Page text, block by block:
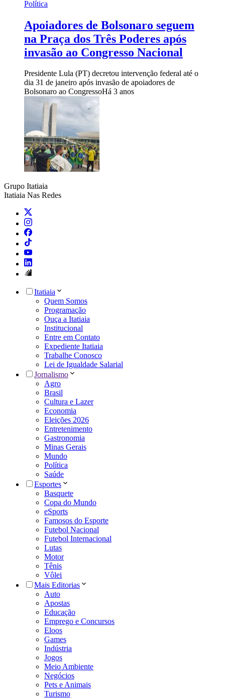
Política
Apoiadores de Bolsonaro seguem
na Praça dos Três Poderes após
invasão ao Congresso Nacional
Presidente Lula (PT) decretou intervenção federal até o
dia 31 de janeiro após invasão de apoiadores de
Bolsonaro ao CongressoHá 3 anos
Grupo Itatiaia
Itatiaia Nas Redes
Itatiaia
Quem Somos
Programação
Ouça a Itatiaia
Institucional
Entre em Contato
Expediente Itatiaia
Trabalhe Conosco
Lei de Igualdade Salarial
Jornalismo
Agro
Brasil
Cultura e Lazer
Economia
Eleições 2026
Entretenimento
Gastronomia
Minas Gerais
Mundo
Política
Saúde
Esportes
Basquete
Copa do Mundo
eSports
Famosos do Esporte
Futebol Nacional
Futebol Internacional
Lutas
Motor
Tênis
Vôlei
Mais Editorias
Auto
Apostas
Educação
Emprego e Concursos
Eloos
Games
Indústria
Jogos
Meio Ambiente
Negócios
Pets e Animais
Turismo